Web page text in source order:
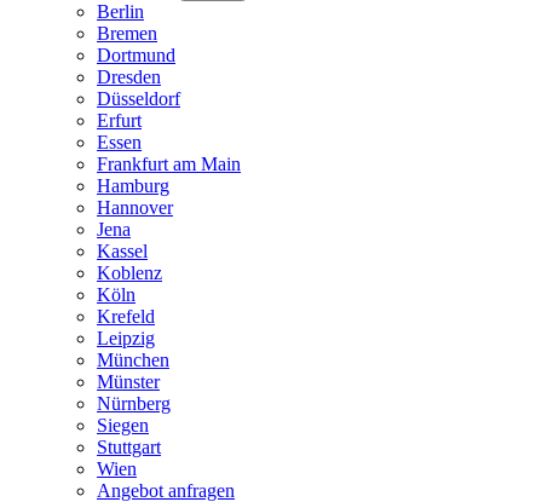
Berlin
Bremen
Dortmund
Dresden
Düsseldorf
Erfurt
Essen
Frankfurt am Main
Hamburg
Hannover
Jena
Kassel
Koblenz
Köln
Krefeld
Leipzig
München
Münster
Nürnberg
Siegen
Stuttgart
Wien
Angebot anfragen